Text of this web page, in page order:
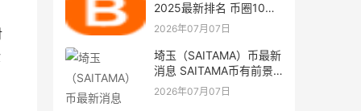
2025最新排名 币圈10大
usdt交易平台排名
2026年07月07日
埼玉（SAITAMA）币最新
消息 SAITAMA币有前景
吗？
2026年07月07日